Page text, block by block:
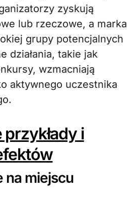
zyskują
lub rzeczowe, a marka
grupy potencjalnych
działania, takie jak
wzmacniają
aktywnego uczestnika
i
na miejscu